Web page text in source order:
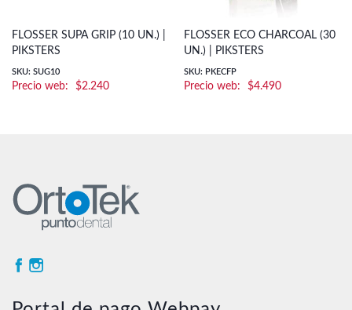
FLOSSER SUPA GRIP (10 UN.) |
PIKSTERS
SKU: SUG10
$2.240
FLOSSER ECO CHARCOAL (30
UN.) | PIKSTERS
SKU: PKECFP
$4.490